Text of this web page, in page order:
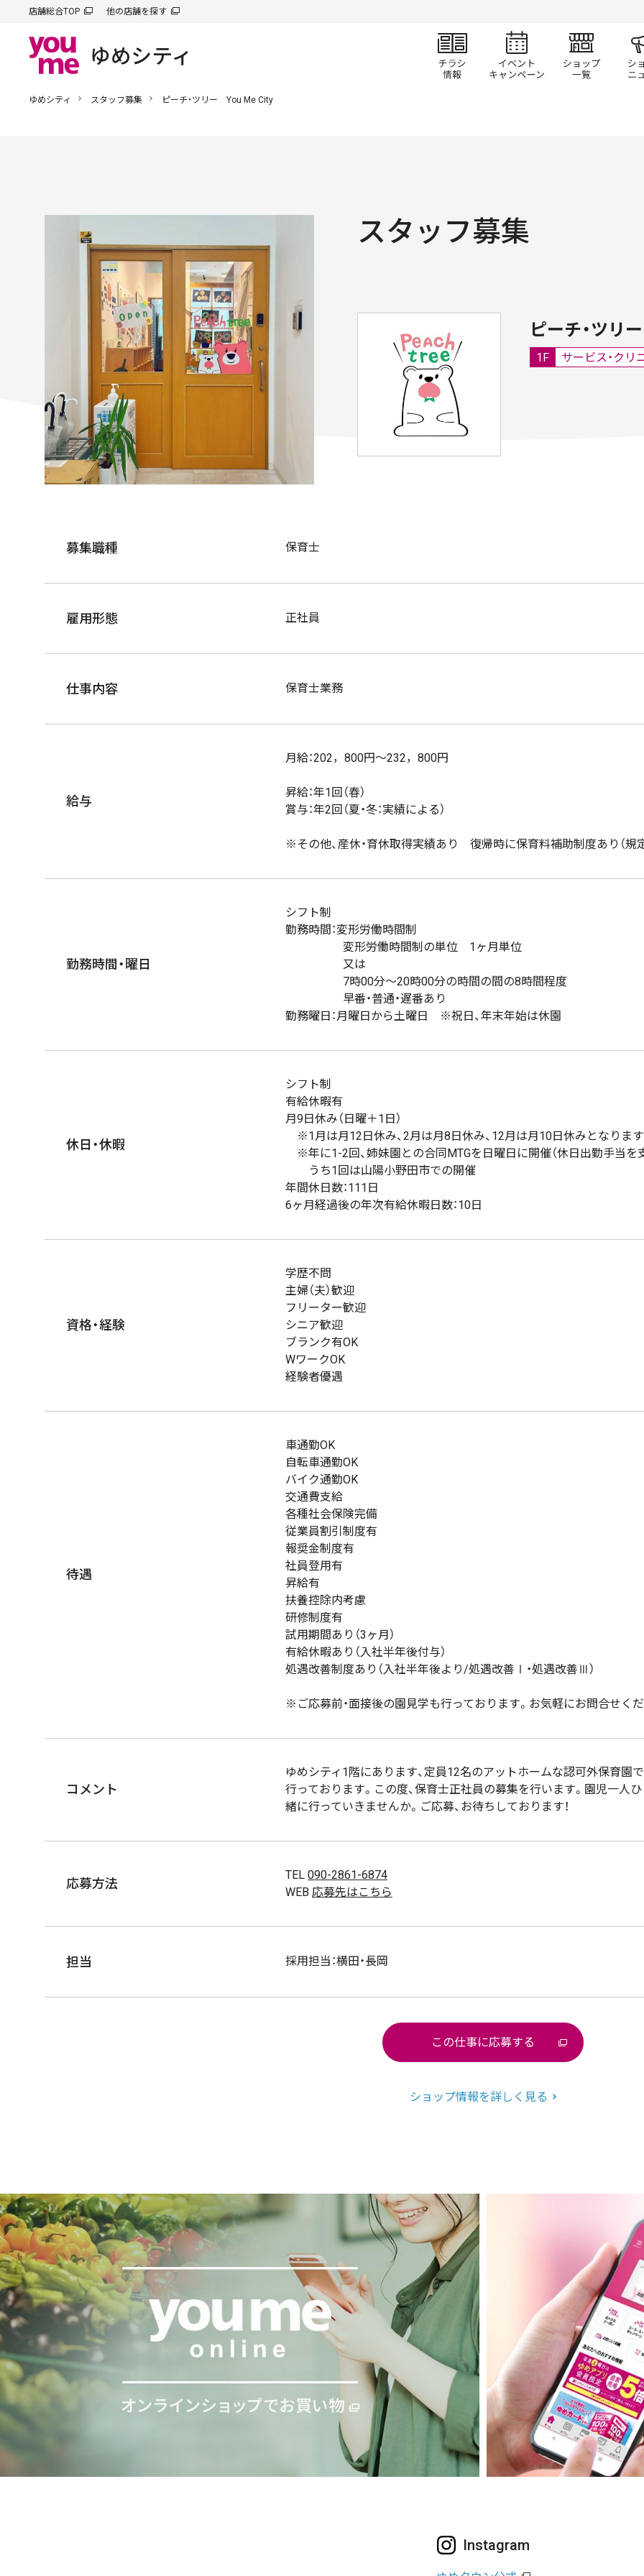
店舗総合TOP 他の店舗を探す
チラシ情報 イベント/キャン
ショ
ゆめシティ スタッフ募集 ピーチ・ツリー You Me City
スタッフ募集
ピーチ・ツリ
1F サービス・クリ
募集職種 保育士
雇用形態 正社員
仕事内容 保育士業務
給与
月給：202，800円～232，800円
昇給：年1回（春）
賞与：年2回（夏・冬：実績による）
※その他、産休・育休取得実績あり 復帰時に保育料補助制度あり（規
勤務時間・曜日
シフト制
勤務時間：変形労働時間制
変形労働時間制の単位 1ヶ月単位
又は
7時00分～20時00分の時間の間の8時間程度
早番・普通・遅番あり
勤務曜日：月曜日から土曜日 ※祝日、年末年始は休園
休日・休暇
シフト制
有給休暇有
月9日休み（日曜＋1日）
※1月は月12日休み、2月は月8日休み、12月は月10日休みとなります
※年に1-2回、姉妹園との合同MTGを日曜日に開催（休日出勤手当を
うち1回は山陽小野田市での開催
年間休日数：111日
6ヶ月経過後の年次有給休暇日数：10日
資格・経験
学歴不問
主婦（夫）歓迎
フリーター歓迎
シニア歓迎
ブランク有OK
WワークOK
経験者優遇
待遇
車通勤OK
自転車通勤OK
バイク通勤OK
交通費支給
各種社会保険完備
従業員割引制度有
報奨金制度有
社員登用有
昇給有
扶養控除内考慮
研修制度有
試用期間あり（3ヶ月）
有給休暇あり（入社半年後付与）
処遇改善制度あり（入社半年後より/処遇改善Ⅰ・処遇改善Ⅲ）
※ご応募前・面接後の園見学も行っております。お気軽にお問合せく
コメント
ゆめシティ1階にあります、定員12名のアットホームな認可外保育園
行っております。この度、保育士正社員の募集を行います。園児一人
緒に行っていきませんか。ご応募、お待ちしております！
応募方法
TEL 090-2861-6874
WEB 応募先はこちら
担当 採用担当：横田・長岡
この仕事に応募する
ショップ情報を詳しく見る
Instagram